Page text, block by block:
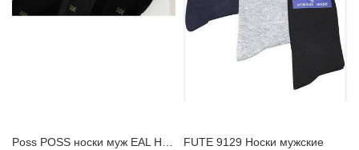
FUTE 9129 Носки мужские